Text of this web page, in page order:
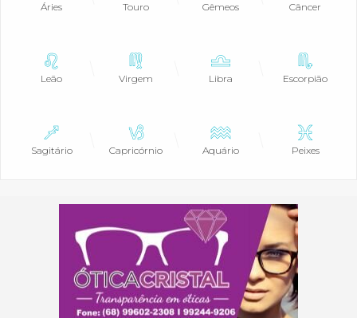
Áries Touro Gêmeos Câncer
Leão Virgem Libra Escorpião
Sagitário Capricórnio Aquário Peixes